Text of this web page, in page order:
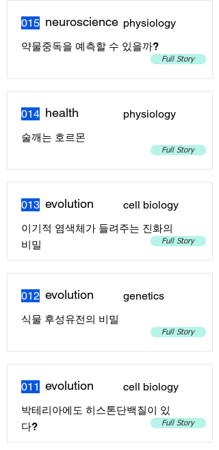
015 neuroscience physiology
약물중독을 예측할 수 있을까?
Full Story
014 health physiology
술깨는 호르몬
Full Story
013 evolution cell biology
이기적 염색체가 들려주는 진화의
비밀
Full Story
012 evolution genetics
식물 후성유전의 비밀
Full Story
011 evolution cell biology
박테리아에도 히스톤단백질이 있
다?
Full Story